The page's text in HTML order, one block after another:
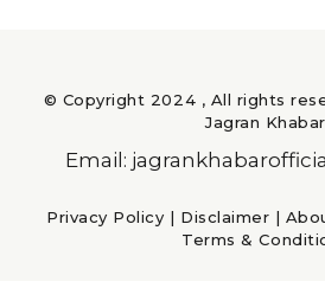
© Copyright 2024 , All rights
Jagran Khabar
Email:
Privacy Policy | Disclaimer |
Terms &